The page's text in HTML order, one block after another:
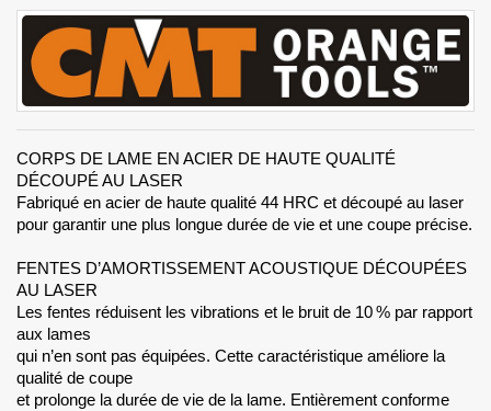
CORPS DE LAME EN ACIER DE HAUTE QUALITÉ
DÉCOUPÉ AU LASER
Fabriqué en acier de haute qualité 44 HRC et découpé au laser
pour garantir une plus longue durée de vie et une coupe précise.
FENTES D’AMORTISSEMENT ACOUSTIQUE DÉCOUPÉES
AU LASER
Les fentes réduisent les vibrations et le bruit de 10 % par rapport
aux lames
qui n’en sont pas équipées. Cette caractéristique améliore la
qualité de coupe
et prolonge la durée de vie de la lame. Entièrement conforme